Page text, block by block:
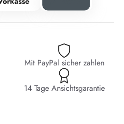
Mit PayPal sicher zahlen
14 Tage Ansichtsgarantie